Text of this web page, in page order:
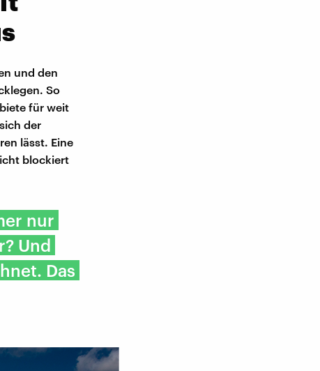
und den
So
für weit
der
lässt. Eine
blockiert
nur
Und
Das